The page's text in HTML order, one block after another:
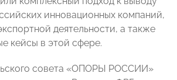
инновационных компаний,
деятельности, а также
кейсы в этой сфере.
совета «ОПОРЫ РОССИИ»